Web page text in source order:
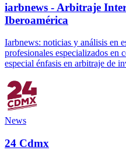
iarbnews - Arbitraje
Iberoamérica
Iarbnews: noticias y análisis en
profesionales especializados en
especial énfasis en arbitraje de
News
24 Cdmx